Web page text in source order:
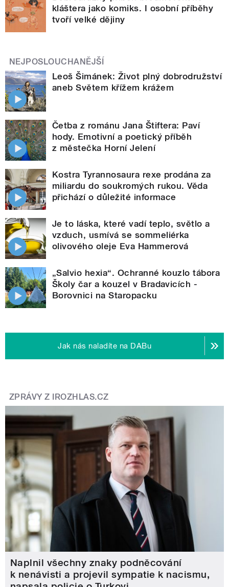
kláštera jako komiks. I osobní příběhy
tvoří velké dějiny
NEJPOSLOUCHANĚJŠÍ
Leoš Šimánek: Život plný dobrodružství
aneb Světem křížem krážem
Četba z románu Jana Štiftera: Paví
hody. Emotivní a poetický příběh
z městečka Horní Jelení
Kostra Tyrannosaura rexe prodána za
miliardu do soukromých rukou. Věda
přichází o důležité informace
Je to láska, které vadí teplo, světlo a
vzduch, usmívá se sommeliérka
olivového oleje Eva Hammerová
„Salvio hexia“. Ochranné kouzlo tábora
Školy čar a kouzel v Bradavicích -
Borovnici na Staropacku
Jak nás naladíte na DABu
ZPRÁVY Z IROZHLAS.CZ
Naplnil všechny znaky podněcování
k nenávisti a projevil sympatie k nacismu,